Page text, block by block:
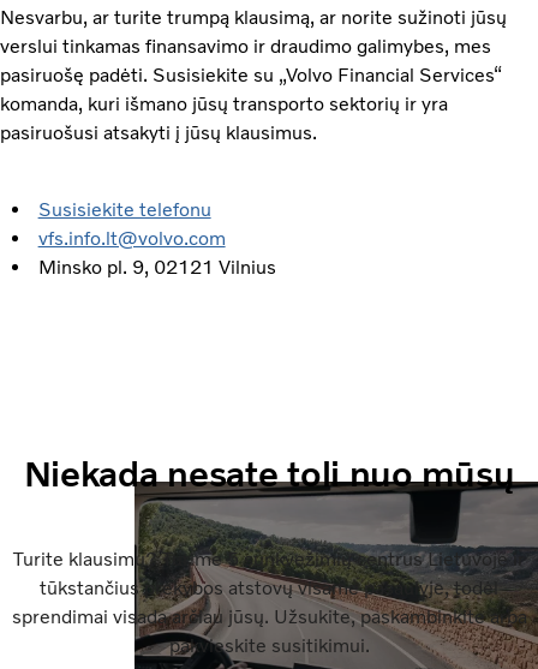
Nesvarbu, ar turite trumpą klausimą, ar norite sužinoti jūsų
verslui tinkamas finansavimo ir draudimo galimybes, mes
pasiruošę padėti. Susisiekite su „Volvo Financial Services“
komanda, kuri išmano jūsų transporto sektorių ir yra
pasiruošusi atsakyti į jūsų klausimus.
Susisiekite telefonu
vfs.info.lt@volvo.com
Minsko pl. 9​, 02121 Vilnius​
Niekada nesate toli nuo mūsų
Turite klausimų? Turime 5 sunkvežimių centrus Lietuvoje ir
tūkstančius prekybos atstovų visame pasaulyje, todėl
sprendimai visada arčiau jūsų. Užsukite, paskambinkite arba
pakvieskite susitikimui.